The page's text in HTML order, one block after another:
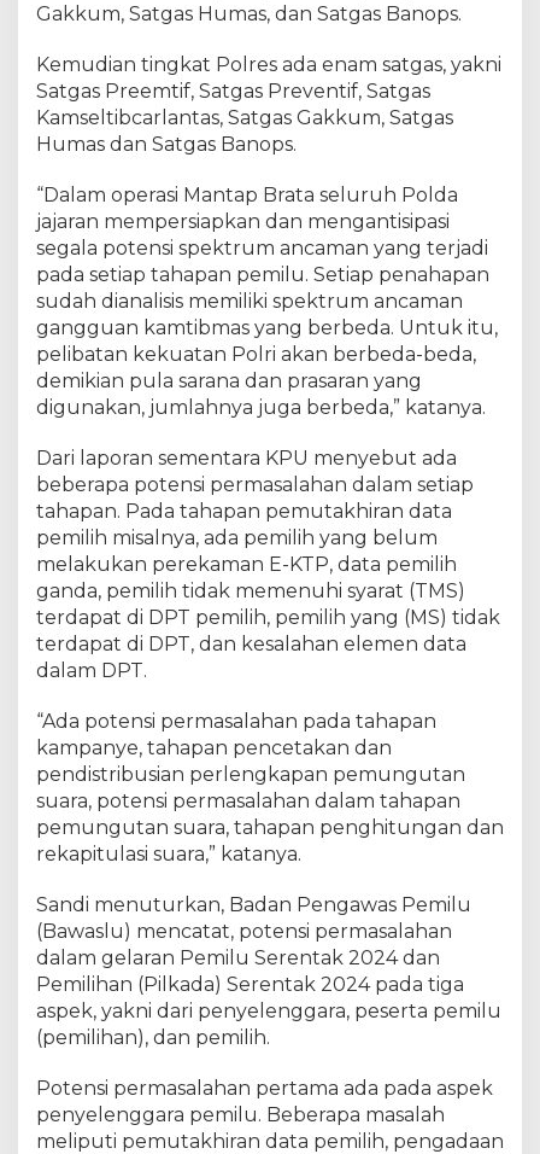
g
i
Gakkum, Satgas Humas, dan Satgas Banops.
Kemudian tingkat Polres ada enam satgas, yakni
Satgas Preemtif, Satgas Preventif, Satgas
Kamseltibcarlantas, Satgas Gakkum, Satgas
Humas dan Satgas Banops.
“Dalam operasi Mantap Brata seluruh Polda
jajaran mempersiapkan dan mengantisipasi
segala potensi spektrum ancaman yang terjadi
pada setiap tahapan pemilu. Setiap penahapan
sudah dianalisis memiliki spektrum ancaman
gangguan kamtibmas yang berbeda. Untuk itu,
pelibatan kekuatan Polri akan berbeda-beda,
demikian pula sarana dan prasaran yang
digunakan, jumlahnya juga berbeda,” katanya.
Dari laporan sementara KPU menyebut ada
beberapa potensi permasalahan dalam setiap
tahapan. Pada tahapan pemutakhiran data
pemilih misalnya, ada pemilih yang belum
melakukan perekaman E-KTP, data pemilih
ganda, pemilih tidak memenuhi syarat (TMS)
terdapat di DPT pemilih, pemilih yang (MS) tidak
terdapat di DPT, dan kesalahan elemen data
dalam DPT.
“Ada potensi permasalahan pada tahapan
kampanye, tahapan pencetakan dan
pendistribusian perlengkapan pemungutan
suara, potensi permasalahan dalam tahapan
pemungutan suara, tahapan penghitungan dan
rekapitulasi suara,” katanya.
Sandi menuturkan, Badan Pengawas Pemilu
(Bawaslu) mencatat, potensi permasalahan
dalam gelaran Pemilu Serentak 2024 dan
Pemilihan (Pilkada) Serentak 2024 pada tiga
aspek, yakni dari penyelenggara, peserta pemilu
(pemilihan), dan pemilih.
Potensi permasalahan pertama ada pada aspek
penyelenggara pemilu. Beberapa masalah
meliputi pemutakhiran data pemilih, pengadaan